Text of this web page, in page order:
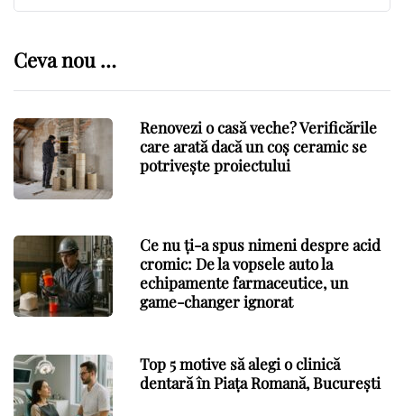
Ceva nou …
Renovezi o casă veche? Verificările
care arată dacă un coș ceramic se
potrivește proiectului
Ce nu ți-a spus nimeni despre acid
cromic: De la vopsele auto la
echipamente farmaceutice, un
game-changer ignorat
Top 5 motive să alegi o clinică
dentară în Piața Romană, București